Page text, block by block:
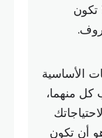
تكون
الأساسية
كل منهما،
أن تكون